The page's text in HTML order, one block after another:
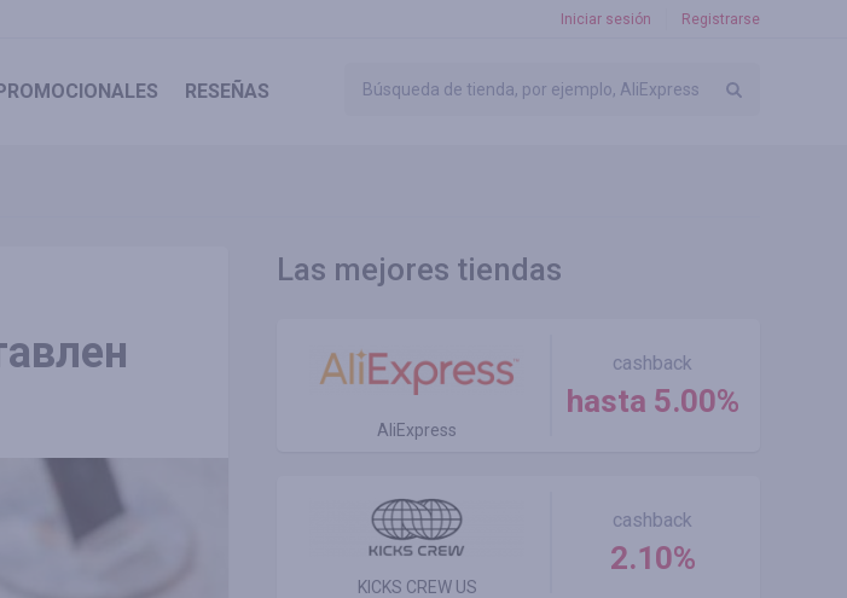
Iniciar sesión Registrarse
RESEÑAS
Las mejores tiendas
AliExpress
cashback
hasta 5.00%
KICKS CREW US
cashback
2.10%